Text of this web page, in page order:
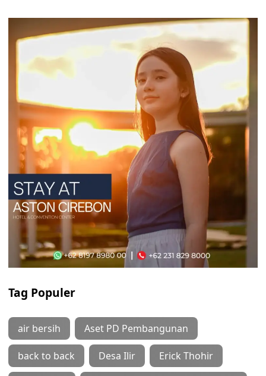
Tag Populer
air bersih Aset PD Pembangunan
back to back Desa Ilir Erick Thohir